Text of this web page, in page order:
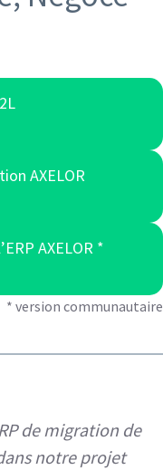
AXELOR
AXELOR *
* version communautaire
de migration de
notre projet